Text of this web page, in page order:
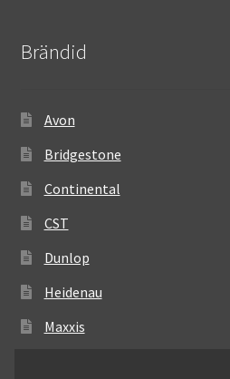
Brändid
Avon
Bridgestone
Continental
CST
Dunlop
Heidenau
Maxxis